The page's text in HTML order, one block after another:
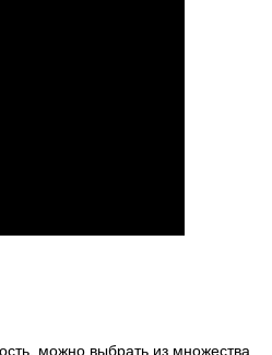
можно выбрать из множества